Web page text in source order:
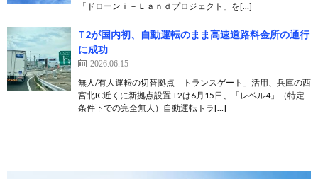
「ドローンｉ－Ｌａｎｄプロジェクト」を[…]
T2が国内初、自動運転のまま高速道路料金所の通行
に成功
2026.06.15
無人/有人運転の切替拠点「トランスゲート」活用、兵庫の西
宮北IC近くに新拠点設置 T2は6月15日、「レベル4」（特定
条件下での完全無人）自動運転トラ[…]